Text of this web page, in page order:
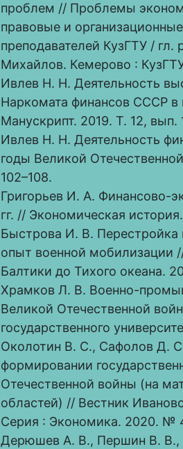
проблем // Проблемы
правовые и
преподавателей КузГТУ /
Михайлов. Кемерово :
Ивлев Н. Н. Деятельность
Наркомата финансов СССР
Манускрипт. 2019. Т. 12, вып.
Ивлев Н. Н. Деятельность
годы Великой
102–108.
Григорьев И. А. Финансово-
гг. // Экономическая
Быстрова И. В. Перестройка
опыт военной мобилизации
Балтики до Тихого океана.
Храмков Л. В. Военно-
Великой Отечественной
государственного
Околотин В. С., Сафолов Д.
формировании
Отечественной войны (на
областей) // Вестник
Серия : Экономика. 2020. №
Дерюшев А. В., Першин В. В.,